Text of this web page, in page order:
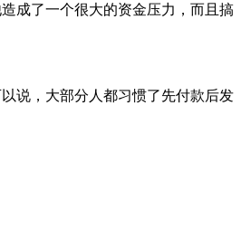
成了一个很大的资金压力，而且搞
说，大部分人都习惯了先付款后发